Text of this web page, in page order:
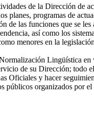
de la Dirección de
planes, programas de
de las funciones que se les
así como los
menores en la
Lingüística
de su Dirección;
Oficiales y hacer
públicos organizados por